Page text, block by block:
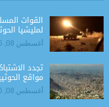
القوات
لمليشيا
أغسطس 08, 2026
تجدد
مواقع
أغسطس 08, 2026